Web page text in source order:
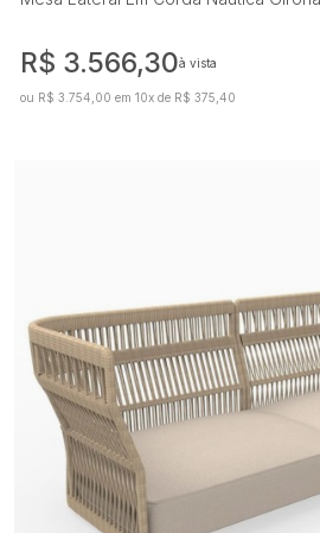
R$ 3.566,30à vista
ou R$ 3.754,00 em 10x de R$ 375,40